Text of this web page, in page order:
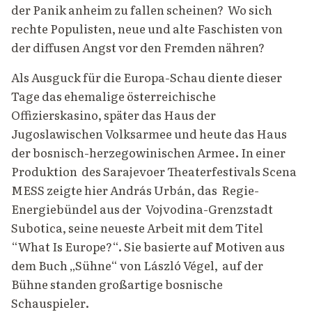
der Panik anheim zu fallen scheinen? Wo sich
rechte Populisten, neue und alte Faschisten von
der diffusen Angst vor den Fremden nähren?
Als Ausguck für die Europa-Schau diente dieser
Tage das ehemalige österreichische
Offizierskasino, später das Haus der
Jugoslawischen Volksarmee und heute das Haus
der bosnisch-herzegowinischen Armee. In einer
Produktion des Sarajevoer Theaterfestivals Scena
MESS zeigte hier András Urbán, das Regie-
Energiebündel aus der Vojvodina-Grenzstadt
Subotica, seine neueste Arbeit mit dem Titel
“What Is Europe?“. Sie basierte auf Motiven aus
dem Buch „Sühne“ von László Végel, auf der
Bühne standen großartige bosnische
Schauspieler.